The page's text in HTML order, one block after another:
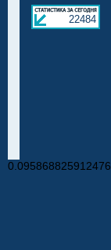
22484
0.095868825912476